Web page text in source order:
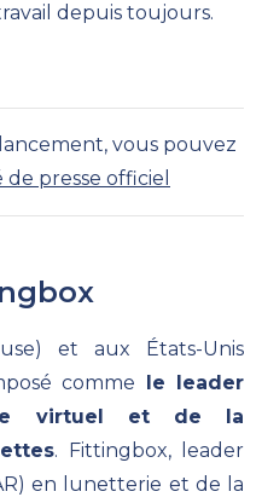
depuis toujours.
vous pouvez
presse officiel
et aux États-Unis
comme le leader
virtuel et de la
. Fittingbox, leader
en lunetterie et de la